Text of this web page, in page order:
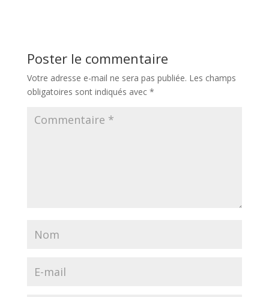
Poster le commentaire
Votre adresse e-mail ne sera pas publiée. Les champs
obligatoires sont indiqués avec *